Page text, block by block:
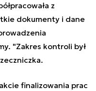
z
dokumenty i dane
"Zakres kontroli był
finalizowania prac